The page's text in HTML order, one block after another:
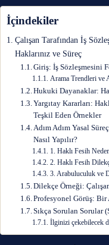
İçindekiler
Çalışan Tarafından İş
Haklarınız ve Süreç
Giriş: İş Sözleşmesini
Arama Trendleri ve
Hukuki Dayanaklar:
Yargıtay Kararları:
Teşkil Eden Örnekler
Adım Adım Yasal
Nasıl Yapılır?
1. Haklı Fesih
2. Haklı Fesih
3. Arabuluculuk ve
Dilekçe Örneği:
Profesyonel Görüş: Bir
Sıkça Sorulan Sorular
İlginizi çekebilecek